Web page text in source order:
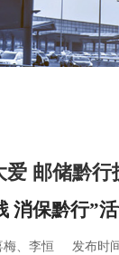
爱 邮储黔行
保黔行”
、李恒 发布时